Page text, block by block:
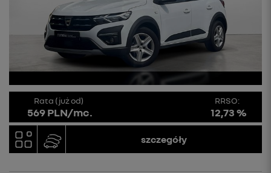
Rata (już od)
569 PLN/mc.
RRSO:
12,73 %
szczegóły